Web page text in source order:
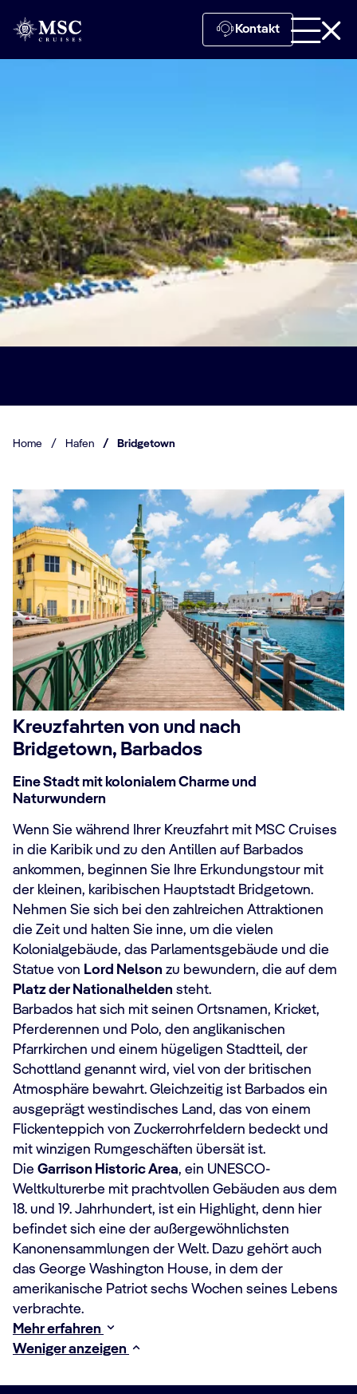
Kontakt
Home / Hafen / Bridgetown
Kreuzfahrten von und nach
Bridgetown, Barbados
Eine Stadt mit kolonialem Charme und
Naturwundern
Wenn Sie während Ihrer Kreuzfahrt mit MSC Cruises
in die Karibik und zu den Antillen auf Barbados
ankommen, beginnen Sie Ihre Erkundungstour mit
der kleinen, karibischen Hauptstadt Bridgetown.
Nehmen Sie sich bei den zahlreichen Attraktionen
die Zeit und halten Sie inne, um die vielen
Kolonialgebäude, das Parlamentsgebäude und die
Statue von Lord Nelson zu bewundern, die auf dem
Platz der Nationalhelden steht.
Barbados hat sich mit seinen Ortsnamen, Kricket,
Pferderennen und Polo, den anglikanischen
Pfarrkirchen und einem hügeligen Stadtteil, der
Schottland genannt wird, viel von der britischen
Atmosphäre bewahrt. Gleichzeitig ist Barbados ein
ausgeprägt westindisches Land, das von einem
Flickenteppich von Zuckerrohrfeldern bedeckt und
mit winzigen Rumgeschäften übersät ist.
Die Garrison Historic Area, ein UNESCO-
Weltkulturerbe mit prachtvollen Gebäuden aus dem
18. und 19. Jahrhundert, ist ein Highlight, denn hier
befindet sich eine der außergewöhnlichsten
Kanonensammlungen der Welt. Dazu gehört auch
das George Washington House, in dem der
amerikanische Patriot sechs Wochen seines Lebens
verbrachte.
Mehr erfahren
Weniger anzeigen